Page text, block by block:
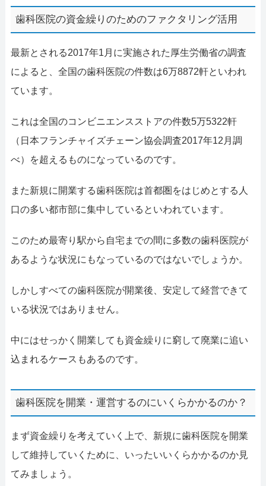
歯科医院の資金繰りのためのファクタリング活用
最新とされる2017年1月に実施された厚生労働省の調査
によると、全国の歯科医院の件数は6万8872軒といわれ
ています。
これは全国のコンビニエンスストアの件数5万5322軒
（日本フランチャイズチェーン協会調査2017年12月調
べ）を超えるものになっているのです。
また新規に開業する歯科医院は首都圏をはじめとする人
口の多い都市部に集中しているといわれています。
このため最寄り駅から自宅までの間に多数の歯科医院が
あるような状況にもなっているのではないでしょうか。
しかしすべての歯科医院が開業後、安定して経営できて
いる状況ではありません。
中にはせっかく開業しても資金繰りに窮して廃業に追い
込まれるケースもあるのです。
歯科医院を開業・運営するのにいくらかかるのか？
まず資金繰りを考えていく上で、新規に歯科医院を開業
して維持していくために、いったいいくらかかるのか見
てみましょう。